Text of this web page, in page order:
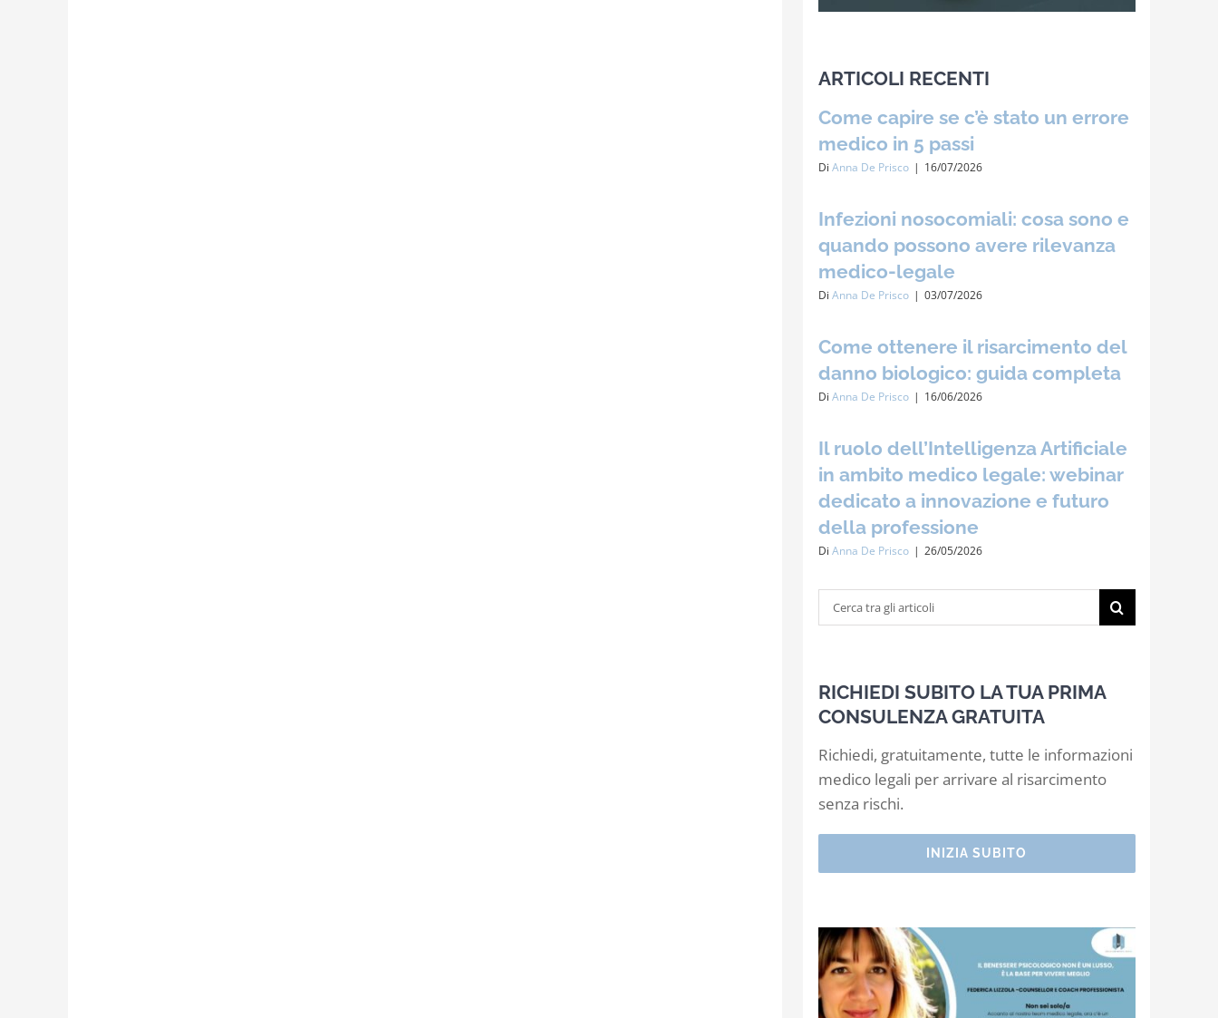
ARTICOLI RECENTI
Come capire se c’è stato un errore
medico in 5 passi
Di Anna De Prisco | 16/07/2026
Infezioni nosocomiali: cosa sono e
quando possono avere rilevanza
medico-legale
Di Anna De Prisco | 03/07/2026
Come ottenere il risarcimento del
danno biologico: guida completa
Di Anna De Prisco | 16/06/2026
Il ruolo dell’Intelligenza Artificiale
in ambito medico legale: webinar
dedicato a innovazione e futuro
della professione
Di Anna De Prisco | 26/05/2026
Cerca
per:
RICHIEDI SUBITO LA TUA PRIMA
CONSULENZA GRATUITA
Richiedi, gratuitamente, tutte le informazioni
medico legali per arrivare al risarcimento
senza rischi.
INIZIA SUBITO